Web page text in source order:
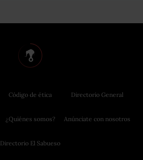
Código de ética
¿Quiénes somos?
Directorio El Sabueso
Directorio General
Anúnciate con nosotros